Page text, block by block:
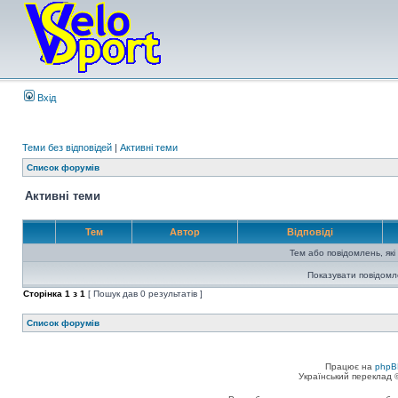
Вхід
Теми без відповідей | Активні теми
Список форумів
Активні теми
Тем Автор Відповіді
Тем або повідомлень,
Показувати
Сторінка 1 з 1 [ Пошук дав 0 результатів ]
Список форумів
Працює на
Український